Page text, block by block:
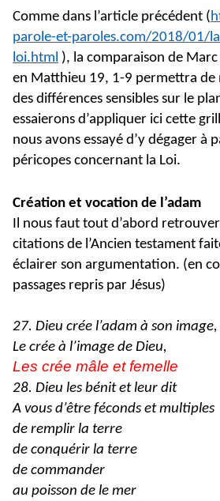
Comme dans l’article précédent (
parole-et-paroles.com/2018/01/
loi.html ), la comparaison de
en Matthieu 19, 1-9 permettra de
des différences sensibles sur le
essaierons d’appliquer ici cette
nous avons essayé d’y dégager à
péricopes concernant la Loi.
Création et vocation de l’adam
Il nous faut tout d’abord
citations de l’Ancien testament
éclairer son argumentation. (en
passages repris par Jésus)
27. Dieu crée l’adam à son image,
Le crée à l’image de Dieu,
Les crée mâle et femelle
28. Dieu les bénit et leur dit
A vous d’être féconds et multiples
de remplir la terre
de conquérir la terre
de commander
au poisson de le mer